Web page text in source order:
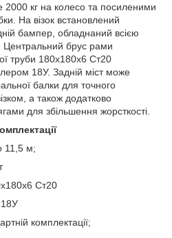
2000 кг на колесо та посиленими
На візок встановлений
бампер, обладнаний всією
Центральний брус рами
труби 180х180х6 Ст20
18У. Задній міст може
балки для точного
а також додатково
для збільшення жорсткості.
11,5 м;
Ст20
комплектації;